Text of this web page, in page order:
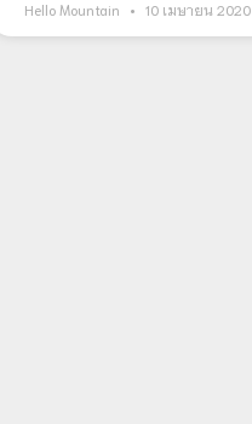
Hello Mountain 10 เมษายน 2020